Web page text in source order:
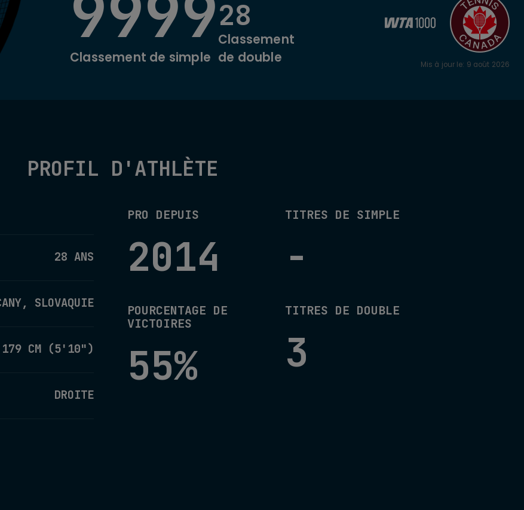
Classement de simple
28
Classement
de double
Mis à jour le: 9 août 2026
PROFIL D'ATHLÈTE
28 ANS
SLOVAQUIE
179 CM (5'10")
DROITE
PRO DEPUIS
2014
POURCENTAGE DE
VICTOIRES
55%
TITRES DE SIMPLE
-
TITRES DE DOUBLE
3